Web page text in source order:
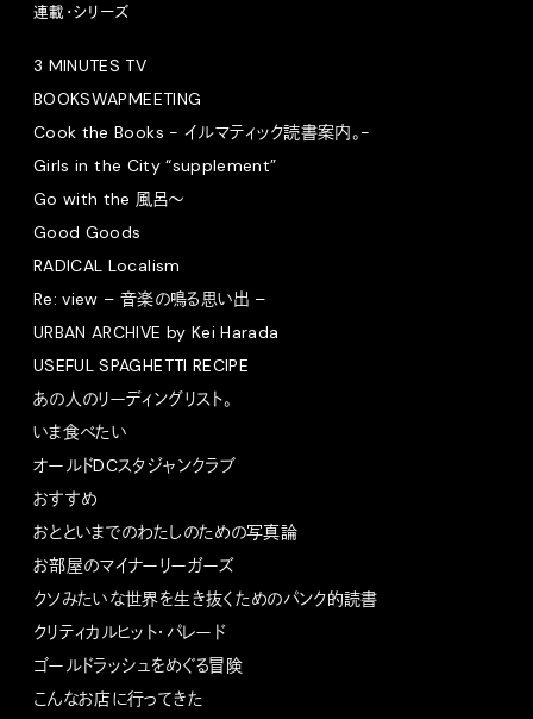
連載・シリーズ
3 MINUTES TV
BOOKSWAPMEETING
Cook the Books - イルマティック読書案内。-
Girls in the City “supplement”
Go with the 風呂〜
Good Goods
RADICAL Localism
Re: view – 音楽の鳴る思い出 –
URBAN ARCHIVE by Kei Harada
USEFUL SPAGHETTI RECIPE
あの人のリーディングリスト。
いま食べたい
オールドDCスタジャンクラブ
おすすめ
おとといまでのわたしのための写真論
お部屋のマイナーリーガーズ
クソみたいな世界を生き抜くためのパンク的読書
クリティカルヒット・パレード
ゴールドラッシュをめぐる冒険
こんなお店に行ってきた